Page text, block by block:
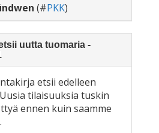
(#PKK)
uutta tuomaria -
etsii edelleen
tilaisuuksia tuskin
ennen kuin saamme